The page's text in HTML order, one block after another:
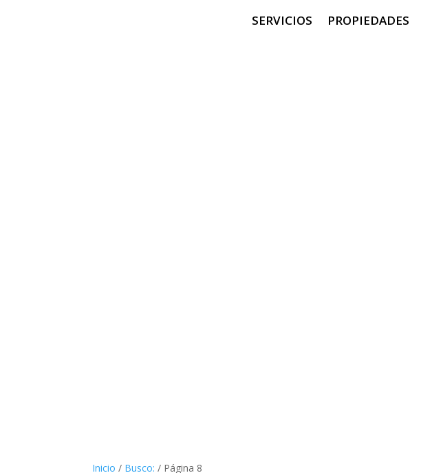
SERVICIOS PROPIEDADES
Inicio / Busco: / Página 8